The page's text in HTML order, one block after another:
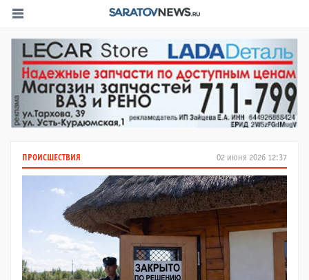
02 июня 2026 12:37
ПРОИСШЕСТВИЯ